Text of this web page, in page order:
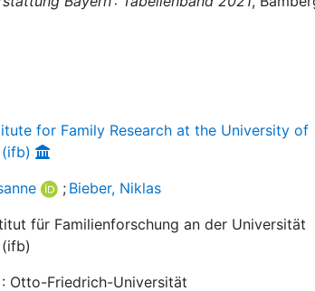
for Family Research at the University of
; Bieber, Niklas
für Familienforschung an der Universität
Otto-Friedrich-Universität